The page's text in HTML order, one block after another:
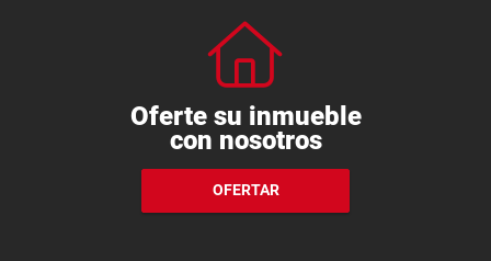
Oferte su inmueble
con nosotros
OFERTAR